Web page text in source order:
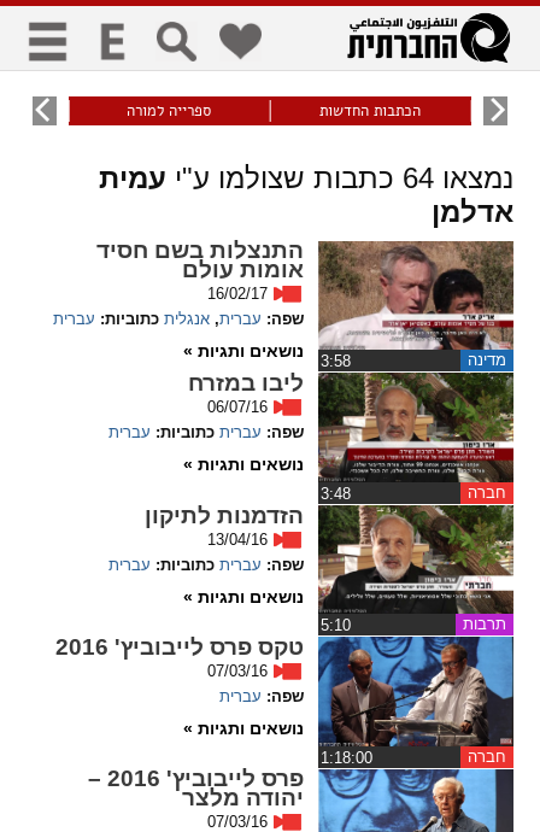
כללי
visibility_off
ביטול הבהובים ניווט מקלדת סימון כותרות
זום
zoom_out
התרחק
zoom_in
גופנים
remove_circle_outline
Decrease font
Increase font
spellcheck
ניגודיות צבעים
brightness_high
ניגודיות בהירה ניגודיות כהה
הכתבות החדשות ספרייה למורה עוני
נמצאו64 כתבות שצולמו ע"י עמית
אדלמן
מדינה
התנצלות בשם חסיד
אומות עולם
16/02/17
שפה: עברית, אנגלית כתוביות: עברית
נושאים ותגיות »
חברה
ליבו במזרח
06/07/16
שפה: עברית כתוביות: עברית
נושאים ותגיות »
תרבות
הזדמנות לתיקון
13/04/16
שפה: עברית כתוביות: עברית
נושאים ותגיות »
חברה
טקס פרס לייבוביץ' 2016
07/03/16
שפה: עברית
נושאים ותגיות »
פרס לייבוביץ' 2016 –
יהודה מלצר
07/03/16